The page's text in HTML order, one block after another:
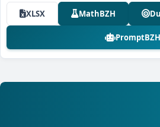
XLSX MathBZH
PromptBZH